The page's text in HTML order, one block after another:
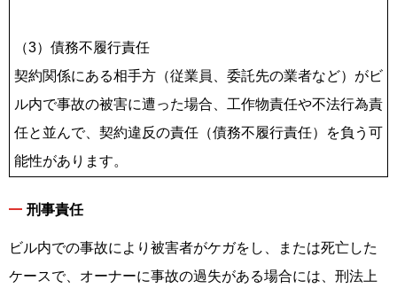
（3）債務不履行責任
契約関係にある相手方（従業員、委託先の業者など）がビ
ル内で事故の被害に遭った場合、工作物責任や不法行為責
任と並んで、契約違反の責任（債務不履行責任）を負う可
能性があります。
刑事責任
ビル内での事故により被害者がケガをし、または死亡した
ケースで、オーナーに事故の過失がある場合には、刑法上